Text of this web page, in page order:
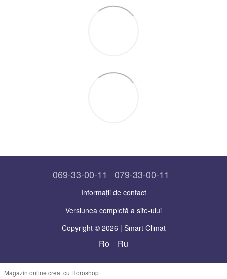
069-33-00-11 079-33-00-11
Informații de contact
Versiunea completă a site-ului
Copyright © 2026 | Smart Climat
Ro Ru
Magazin online creat cu Horoshop